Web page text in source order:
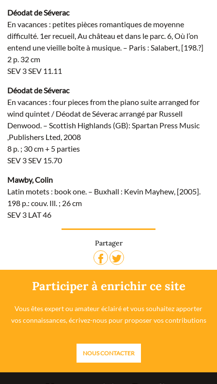
Déodat de Séverac
En vacances : petites pièces romantiques de moyenne
difficulté. 1er recueil, Au château et dans le parc. 6, Où l’on
entend une vieille boîte à musique. – Paris : Salabert, [198.?]
2 p. 32 cm
SEV 3 SEV 11.11
Déodat de Séverac
En vacances : four pieces from the piano suite arranged for
wind quintet / Déodat de Séverac arrangé par Russell
Denwood. – Scottish Highlands (GB): Spartan Press Music
,Publishers Lted, 2008
8 p. ; 30 cm + 5 parties
SEV 3 SEV 15.70
Mawby, Colin
Latin motets : book one. – Buxhall : Kevin Mayhew, [2005].
198 p.: couv. Ill. ; 26 cm
SEV 3 LAT 46
Partager
Participer à enrichir ce site
Vous êtes expert ou amateur éclairé et vous souhaitez apporter
vos connaissances, écrivez-nous pour proposer vos contributions
NOUS CONTACTER